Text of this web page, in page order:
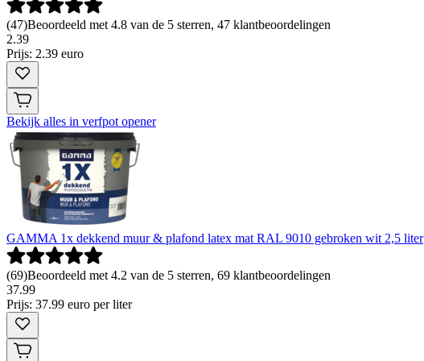
(47)Beoordeeld met 4.8 van de 5 sterren, 47 klantbeoordelingen
2.39
Prijs: 2.39 euro
Bekijk alles in verfpot opener
GAMMA 1x dekkend muur & plafond latex mat RAL 9010 gebroken wit 2,5 liter
(69)Beoordeeld met 4.2 van de 5 sterren, 69 klantbeoordelingen
37.99
Prijs: 37.99 euro per liter